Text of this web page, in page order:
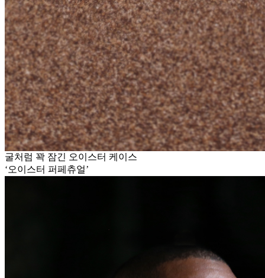
굴처럼 꽉 잠긴 오이스터 케이스
‘오이스터 퍼페츄얼’